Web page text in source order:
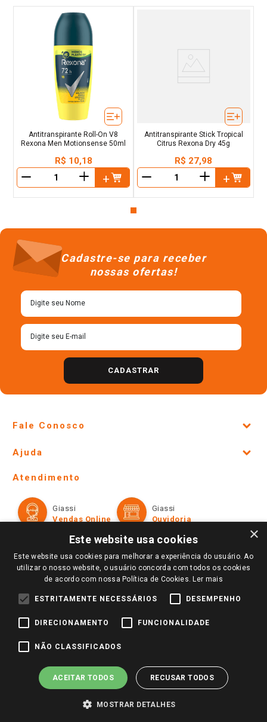
Antitranspirante Roll-On V8
Rexona Men Motionsense 50ml
R$ 10,18
＋
Antitranspirante Stick Tropical
Citrus Rexona Dry 45g
R$ 27,98
＋
Cadastre-se para receber
nossas ofertas!
CADASTRAR
Fale Conosco
Lojas Físicas e Horários
Ofertas
Televendas
Perguntas frequentes
Trabalhe Conosco
Identidade Visual
Ajuda
Formas de Pagamento
Políticas de entrega
Trocas e Devoluções
Atendimento
Giassi
Vendas Online
Giassi
Ouvidoria
Redes Sociais
Pagamento e Segurança
×
Este website usa cookies
Este website usa cookies para melhorar a experiência do usuário. Ao
utilizar o nosso website, o usuário concorda com todos os cookies
de acordo com nossa Política de Cookies. Ler mais
ESTRITAMENTE NECESSÁRIOS DESEMPENHO
DIRECIONAMENTO FUNCIONALIDADE
NÃO CLASSIFICADOS
ACEITAR TODOS RECUSAR TODOS
MOSTRAR DETALHES